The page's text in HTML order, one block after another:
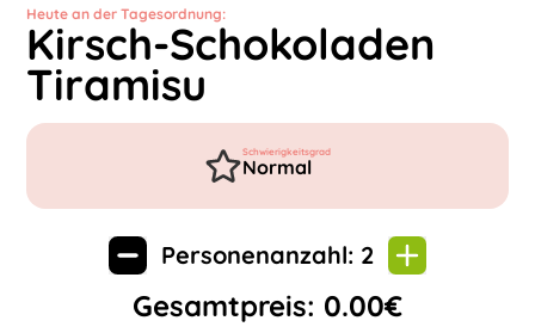
Heute an der Tagesordnung:
Kirsch-Schokoladen
Tiramisu
Schwierigkeitsgrad
Normal
Personenanzahl: 2
Gesamtpreis: 0.00€